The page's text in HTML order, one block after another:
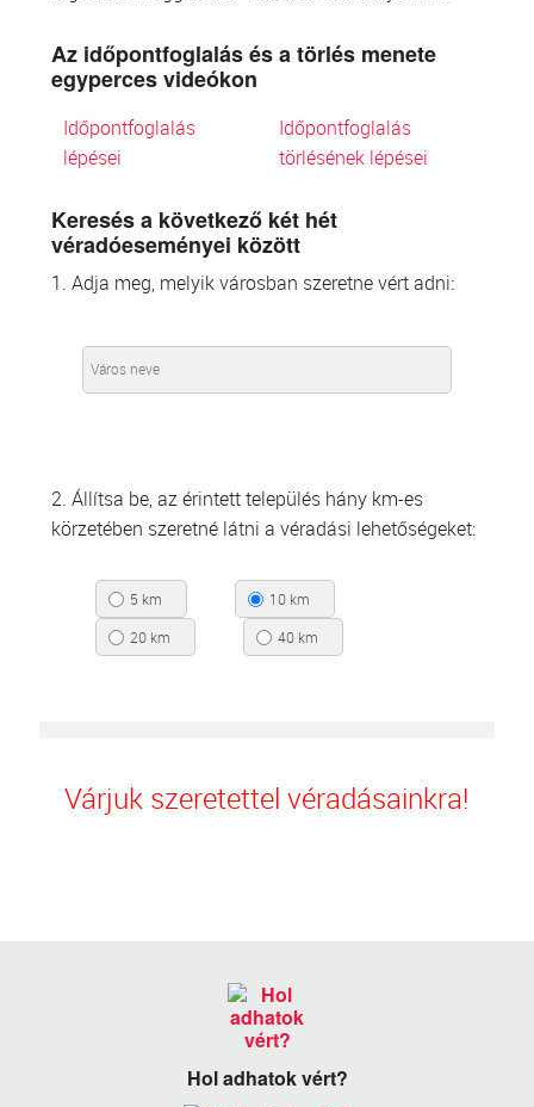
Az időpontfoglalás és a törlés menete
egyperces videókon
Időpontfoglalás
lépései
Időpontfoglalás
törlésének lépései
Keresés a következő két hét
véradóeseményei között
1. Adja meg, melyik városban szeretne vért adni:
2. Állítsa be, az érintett település hány km-es
körzetében szeretné látni a véradási lehetőségeket:
5 km
10 km
20 km
40 km
Várjuk szeretettel véradásainkra!
Hol adhatok vért?